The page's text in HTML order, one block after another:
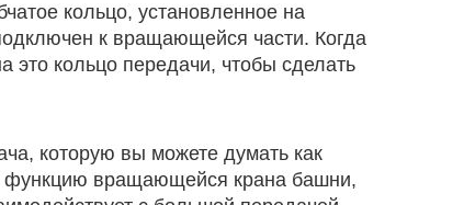
кольцо, установленное на
к вращающейся части. Когда
это кольцо передачи, чтобы сделать
которую вы можете думать как
функцию вращающейся крана башни,